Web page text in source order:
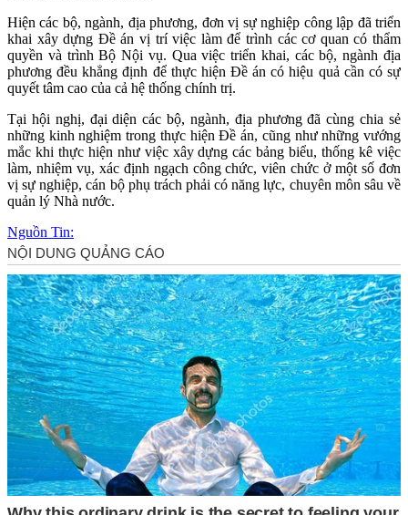
Hiện các bộ, ngành, địa phương, đơn vị sự nghiệp công lập đã triển
khai xây dựng Đề án vị trí việc làm để trình các cơ quan có thẩm
quyền và trình Bộ Nội vụ. Qua việc triển khai, các bộ, ngành địa
phương đều khẳng định để thực hiện Đề án có hiệu quả cần có sự
quyết tâm cao của cả hệ thống chính trị.
Tại hội nghị, đại diện các bộ, ngành, địa phương đã cùng chia sẻ
những kinh nghiệm trong thực hiện Đề án, cũng như những vướng
mắc khi thực hiện như việc xây dựng các bảng biểu, thống kê việc
làm, nhiệm vụ, xác định ngạch công chức, viên chức ở một số đơn
vị sự nghiệp, cán bộ phụ trách phải có năng lực, chuyên môn sâu về
quản lý Nhà nước.
Nguồn Tin: